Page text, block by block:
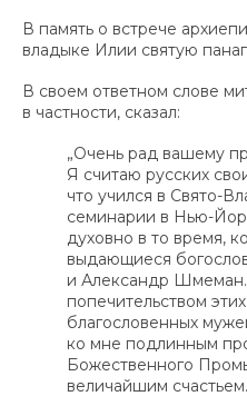
В память о встрече
владыке Илии святую
В своем ответном слове
в частности, сказал:
„Очень рад вашему
Я считаю русских
что учился в Свято-
семинарии в Нью-
духовно в то время,
выдающиеся
и Александр
попечительством
благословенных
ко мне подлинным
Божественного
величайшим счастьем.